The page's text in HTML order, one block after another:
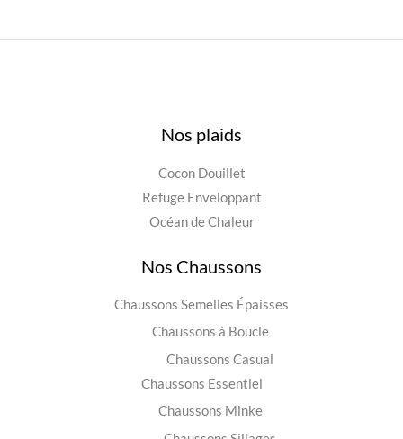
Nos plaids
Cocon Douillet
Refuge Enveloppant
Océan de Chaleur
Nos Chaussons
Chaussons Semelles Épaisses
Chaussons à Boucle
Chaussons Casual
Chaussons Essentiel
Chaussons Minke